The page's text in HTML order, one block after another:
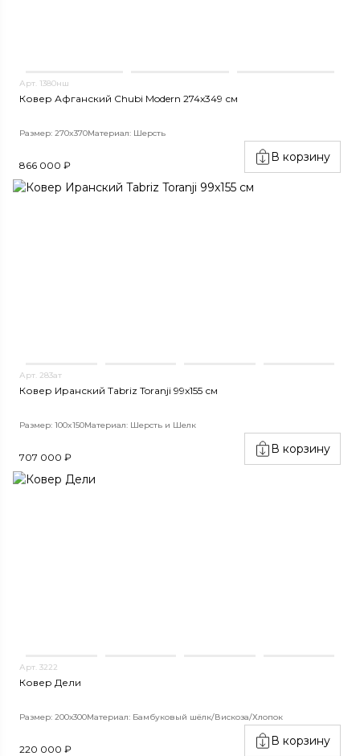
Арт. 1380нш
Ковер Афганский Chubi Modern 274x349 см
Размер: 270x370Материал: Шерсть
866 000 ₽
В корзину
Арт. 283ат
Ковер Иранский Tabriz Toranji 99x155 см
Размер: 100x150Материал: Шерсть и Шелк
707 000 ₽
В корзину
Арт. 3222
Ковер Дели
Размер: 200х300Материал: Бамбуковый шёлк/Вискоза/Хлопок
220 000 ₽
В корзину